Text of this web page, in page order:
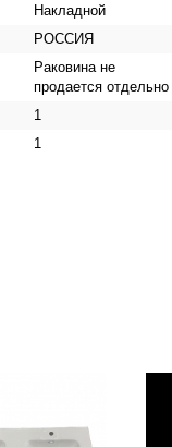
Накладной
РОССИЯ
Раковина не
продается отдельно
1
1